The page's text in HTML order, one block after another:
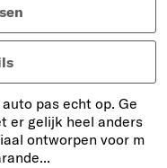
pas echt op. Ge
er gelijk heel anders
ontworpen voor m